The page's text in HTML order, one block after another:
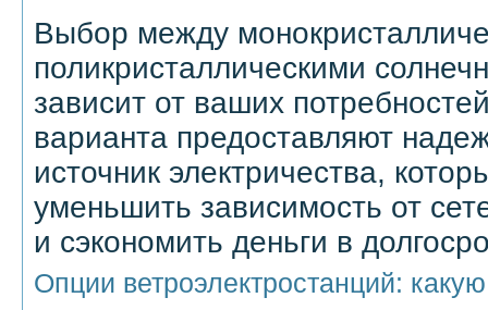
Выбор между
поликристаллическими
зависит от ваших
варианта предоставляют
источник электричества,
уменьшить зависимость от
и сэкономить деньги в
Опции ветроэлектростанций: